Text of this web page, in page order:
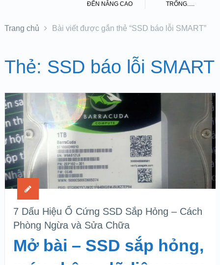
ĐẾN NÂNG CAO
TRỐNG.....
Trang chủ Bài viết được gắn thẻ “SSD báo lỗi SMART”
Thẻ: SSD báo lỗi SMART
7 Dấu Hiệu Ổ Cứng SSD Sắp Hỏng – Cách
Phòng Ngừa và Sửa Chữa
Mở bài – SSD sắp hỏng,